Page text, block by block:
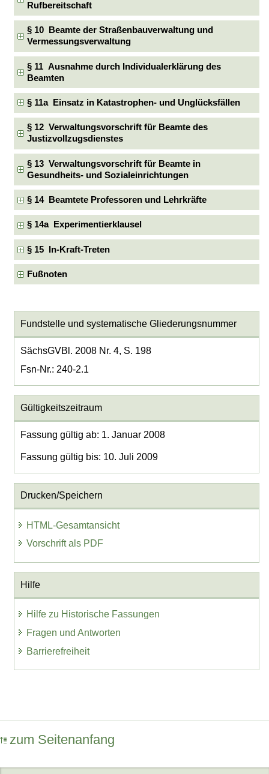
Rufbereitschaft
§ 10 Beamte der Straßenbauverwaltung und
Vermessungsverwaltung
§ 11 Ausnahme durch Individualerklärung des
Beamten
§ 11a Einsatz in Katastrophen- und Unglücksfällen
§ 12 Verwaltungsvorschrift für Beamte des
Justizvollzugsdienstes
§ 13 Verwaltungsvorschrift für Beamte in
Gesundheits- und Sozialeinrichtungen
§ 14 Beamtete Professoren und Lehrkräfte
§ 14a Experimentierklausel
§ 15 In-Kraft-Treten
Fußnoten
Fundstelle und systematische Gliederungsnummer
SächsGVBl. 2008 Nr. 4, S. 198
Fsn-Nr.: 240-2.1
Gültigkeitszeitraum
Fassung gültig ab: 1. Januar 2008
Fassung gültig bis: 10. Juli 2009
Drucken/Speichern
HTML-Gesamtansicht
Vorschrift als PDF
Hilfe
Hilfe zu Historische Fassungen
Fragen und Antworten
Barrierefreiheit
zum Seitenanfang